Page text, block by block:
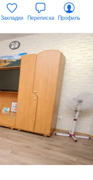
Закладки Переписка Профиль